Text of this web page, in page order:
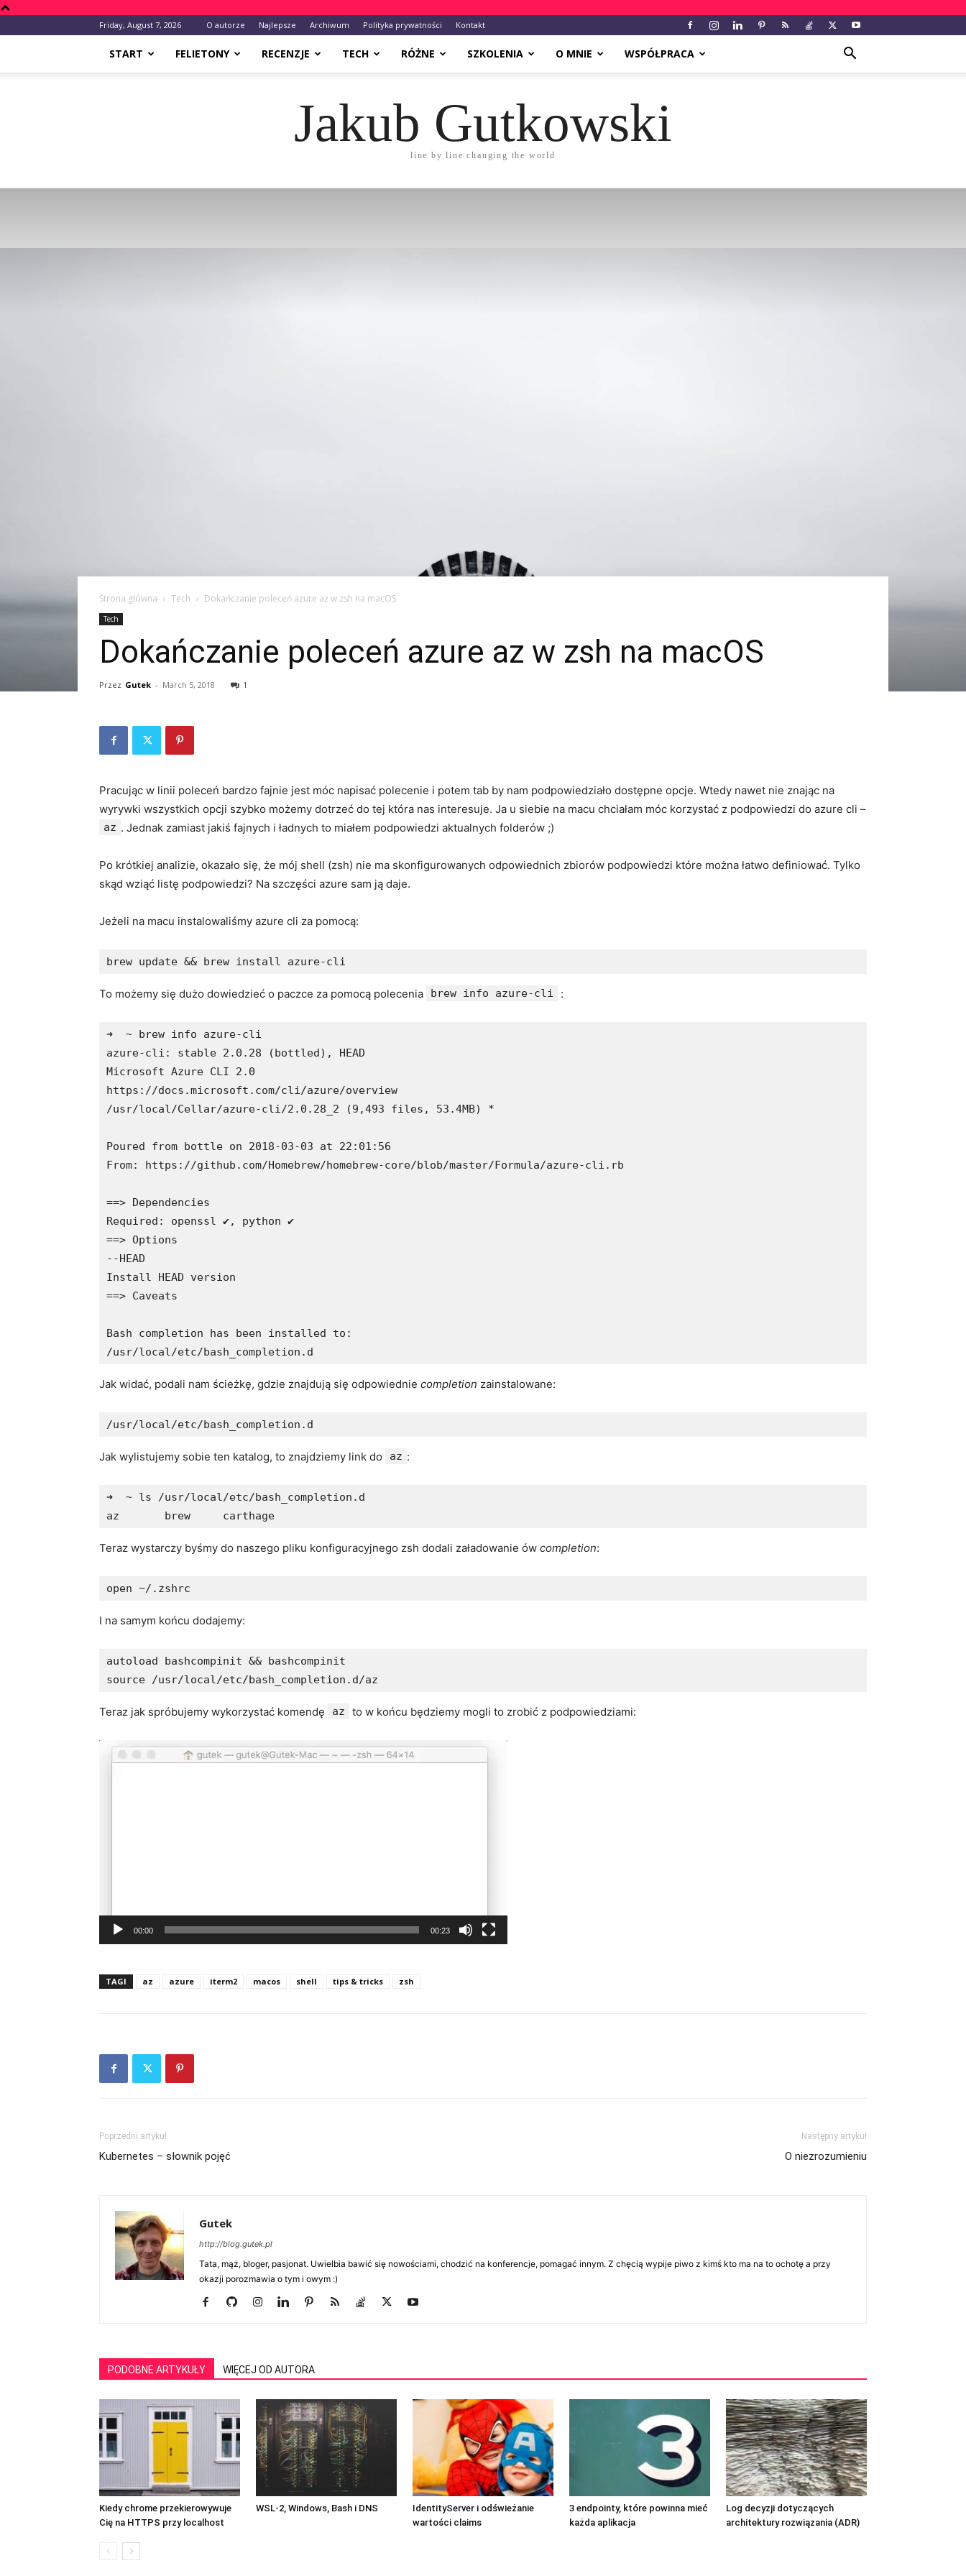
Friday, August 7, 2026 O autorze Najlepsze Archiwum Polityka prywatności Kontakt
START FELIETONY RECENZJE TECH RÓŻNE SZKOLENIA O MNIE WSPÓŁPRACA
Jakub Gutkowski
line by line changing the world
Strona główna Tech Dokańczanie poleceń azure az w zsh na macOS
Tech
Dokańczanie poleceń azure az w zsh na macOS
Przez Gutek - March 5, 2018 1
Pracując w linii poleceń bardzo fajnie jest móc napisać polecenie i potem tab by nam podpowiedziało dostępne opcje. Wtedy nawet nie znając na
wyrywki wszystkich opcji szybko możemy dotrzeć do tej która nas interesuje. Ja u siebie na macu chciałam móc korzystać z podpowiedzi do azure cli –
az . Jednak zamiast jakiś fajnych i ładnych to miałem podpowiedzi aktualnych folderów ;)
Po krótkiej analizie, okazało się, że mój shell (zsh) nie ma skonfigurowanych odpowiednich zbiorów podpowiedzi które można łatwo definiować. Tylko
skąd wziąć listę podpowiedzi? Na szczęści azure sam ją daje.
Jeżeli na macu instalowaliśmy azure cli za pomocą:
To możemy się dużo dowiedzieć o paczce za pomocą polecenia brew info azure-cli :
➜  ~ brew info azure-cli
azure-cli: stable 2.0.28 (bottled), HEAD
Microsoft Azure CLI 2.0
https://docs.microsoft.com/cli/azure/overview
/usr/local/Cellar/azure-cli/2.0.28_2 (9,493 files, 53.4MB) *
Poured from bottle on 2018-03-03 at 22:01:56
From: https://github.com/Homebrew/homebrew-core/blob/master/Formula/azure-cli.rb
==> Dependencies
Required: openssl ✔, python ✔
==> Options
--HEAD
Install HEAD version
==> Caveats
Bash completion has been installed to:
Jak widać, podali nam ścieżkę, gdzie znajdują się odpowiednie completion zainstalowane:
Jak wylistujemy sobie ten katalog, to znajdziemy link do az :
➜  ~ ls /usr/local/etc/bash_completion.d
Teraz wystarczy byśmy do naszego pliku konfiguracyjnego zsh dodali załadowanie ów completion:
I na samym końcu dodajemy:
autoload bashcompinit && bashcompinit
Teraz jak spróbujemy wykorzystać komendę az to w końcu będziemy mogli to zrobić z podpowiedziami:
Video
Player
00:00 00:23
TAGI az azure iterm2 macos shell tips & tricks zsh
Poprzedni artykuł
Kubernetes – słownik pojęć
Następny artykuł
O niezrozumieniu
Gutek
http://blog.gutek.pl
Tata, mąż, bloger, pasjonat. Uwielbia bawić się nowościami, chodzić na konferencje, pomagać innym. Z chęcią wypije piwo z kimś kto ma na to ochotę a przy
okazji porozmawia o tym i owym :)
PODOBNE ARTYKUŁY WIĘCEJ OD AUTORA
Kiedy chrome przekierowywuje
Cię na HTTPS przy localhost
WSL-2, Windows, Bash i DNS
IdentityServer i odświeżanie
wartości claims
3 endpointy, które powinna mieć
każda aplikacja
Log decyzji dotyczących
architektury rozwiązania (ADR)